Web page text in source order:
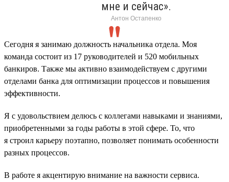
мне и сейчас».
Антон Остапенко
Сегодня я занимаю должность начальника отдела. Моя
команда состоит из 17 руководителей и 520 мобильных
банкиров. Также мы активно взаимодействуем с другими
отделами банка для оптимизации процессов и повышения
эффективности.
Я с удовольствием делюсь с коллегами навыками и знаниями,
приобретенными за годы работы в этой сфере. То, что
я строил карьеру поэтапно, позволяет понимать особенности
разных процессов.
В работе я акцентирую внимание на важности сервиса.